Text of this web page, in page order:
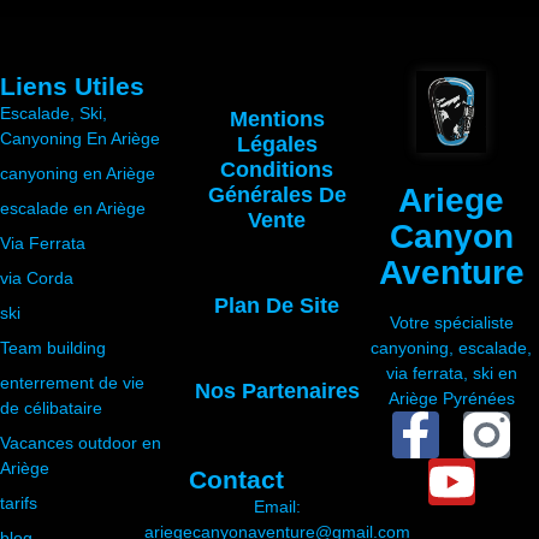
Ariege
Canyon
Aventure
Votre spécialiste
canyoning, escalade,
via ferrata, ski en
Ariège Pyrénées
Liens Utiles
Escalade, Ski,
Canyoning En Ariège
canyoning en Ariège
escalade en Ariège
Via Ferrata
via Corda
ski
Team building
enterrement de vie
de célibataire
Vacances outdoor en
Ariège
tarifs
Mentions
Légales
Conditions
Générales De
Vente
Plan De Site
Nos Partenaires
Contact
Email:
ariegecanyonaventure@gmail.com